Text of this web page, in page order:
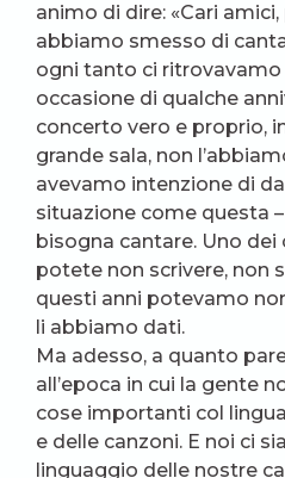
animo di dire: «Cari amici,
abbiamo smesso di
ogni tanto ci ritrovavamo
occasione di qualche
concerto vero e proprio,
grande sala, non
avevamo intenzione di
situazione come questa
bisogna cantare. Uno dei
potete non scrivere, non
questi anni potevamo
li abbiamo dati.
Ma adesso, a quanto
all’epoca in cui la gente
cose importanti col
e delle canzoni. E noi ci
linguaggio delle nostre